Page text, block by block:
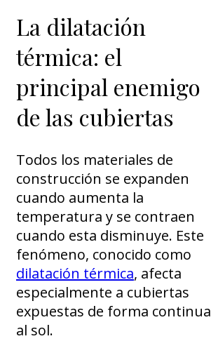
La dilatación
térmica: el
principal enemigo
de las cubiertas
Todos los materiales de
construcción se expanden
cuando aumenta la
temperatura y se contraen
cuando esta disminuye. Este
fenómeno, conocido como
dilatación térmica, afecta
especialmente a cubiertas
expuestas de forma continua
al sol.